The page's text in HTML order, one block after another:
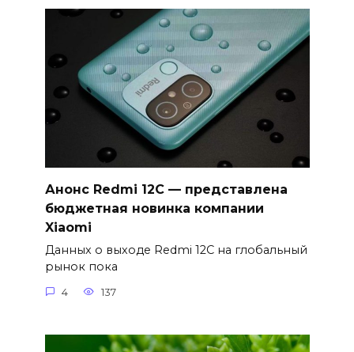
Анонс Redmi 12C — представлена
бюджетная новинка компании
Xiaomi
Данных о выходе Redmi 12C на глобальный
рынок пока
4 137